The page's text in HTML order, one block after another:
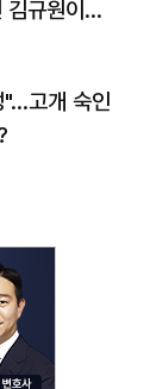
규원이었
"…고개 숙인